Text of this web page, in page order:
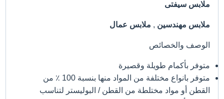
ملابس سيفتى
ملابس مهندسين , ملابس عمال
الوصف والخصائص
متوفر بأكمام طويلة وقصيرة
متوفر بانواع مختلفة من المواد منها بنسبة 100 ٪ من
القطن أو مواد مختلطة من القطن / البوليستر لتناسب